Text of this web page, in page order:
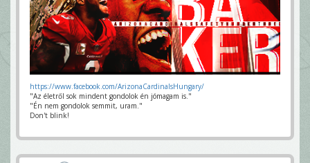
https://www.facebook.com/ArizonaCardinalsHungary/
"Az életről sok mindent gondolok én jómagam is."
"Én nem gondolok semmit, uram."
Don't blink!